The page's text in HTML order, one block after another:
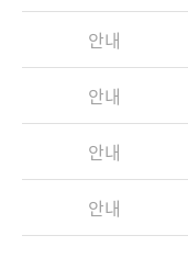
안내
안내
안내
안내